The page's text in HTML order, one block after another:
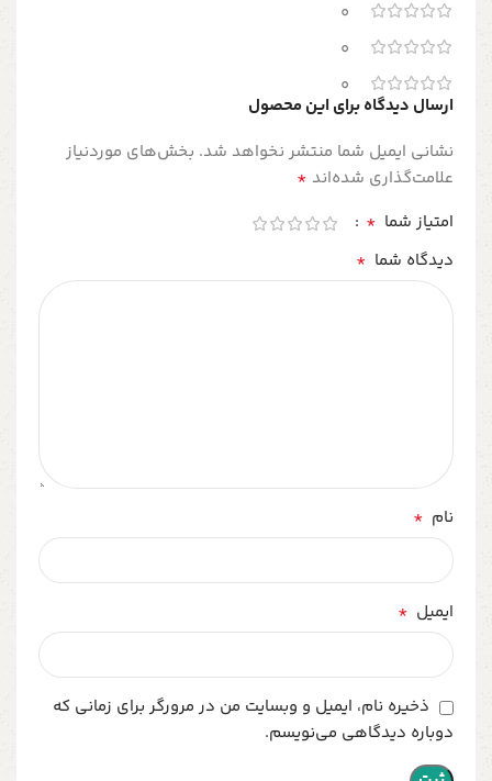
0
0
0
ارسال دیدگاه برای این محصول
نشانی ایمیل شما منتشر نخواهد شد. بخش‌های موردنیاز
علامت‌گذاری شده‌اند *
امتیاز شما *
دیدگاه شما *
نام *
ایمیل *
ذخیره نام، ایمیل و وبسایت من در مرورگر برای زمانی که
دوباره دیدگاهی می‌نویسم.